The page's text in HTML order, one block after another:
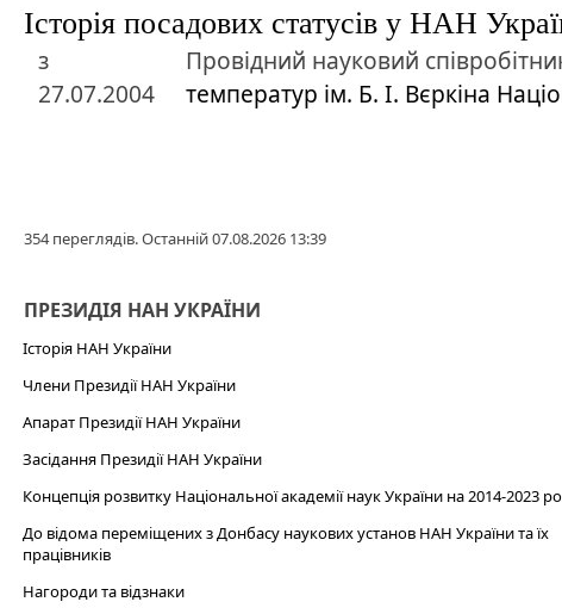
Історія посадових статусів у НАН
з
27.07.2004
Провідний науковий
температур ім. Б. І. Вєркіна
354 переглядів. Останній 07.08.2026 13:39
ПРЕЗИДІЯ НАН УКРАЇНИ
Історія НАН України
Члени Президії НАН України
Апарат Президії НАН України
Засідання Президії НАН України
Концепція розвитку Національної академії наук України на 2014-2023
До відома переміщених з Донбасу наукових установ НАН України та їх
працівників
Нагороди та відзнаки